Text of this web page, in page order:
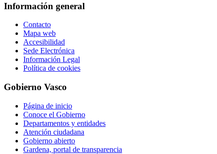
Información general
Contacto
Mapa web
Accesibilidad
Sede Electrónica
Información Legal
Política de cookies
Gobierno Vasco
Página de inicio
Conoce el Gobierno
Departamentos y entidades
Atención ciudadana
Gobierno abierto
Gardena, portal de transparencia